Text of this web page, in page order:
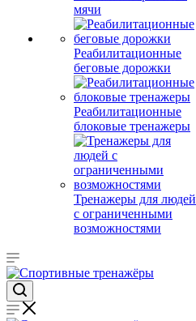
мячи
Реабилитационные
беговые дорожки
Реабилитационные
блоковые тренажеры
Тренажеры для людей
с ограниченными
возможностями